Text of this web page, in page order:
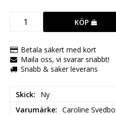
KÖP
Betala säkert med kort
Maila oss, vi svarar snabbt!
Snabb & säker leverans
Skick
Ny
Varumärke
Caroline